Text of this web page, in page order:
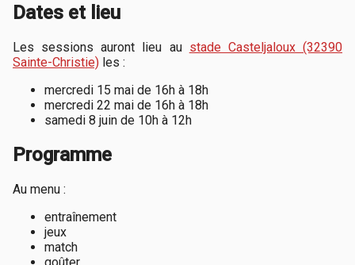
Dates et lieu
Les sessions auront lieu au stade Casteljaloux (32390
Sainte-Christie) les :
mercredi 15 mai de 16h à 18h
mercredi 22 mai de 16h à 18h
samedi 8 juin de 10h à 12h
Programme
Au menu :
entraînement
jeux
match
goûter